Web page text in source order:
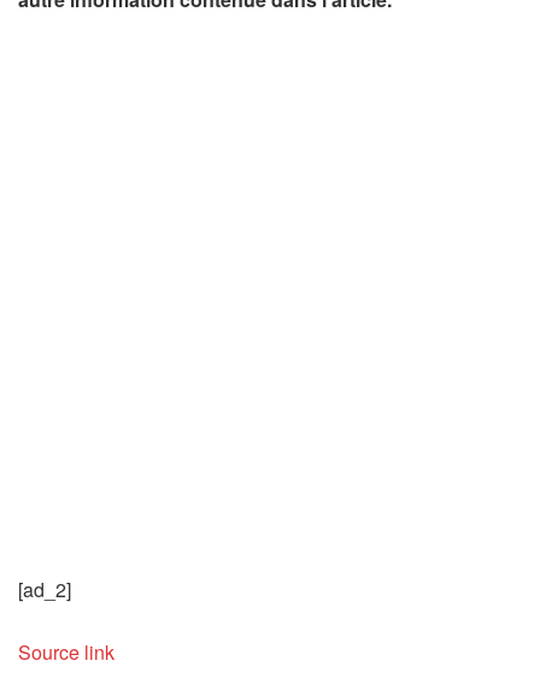
[ad_2]
Source link